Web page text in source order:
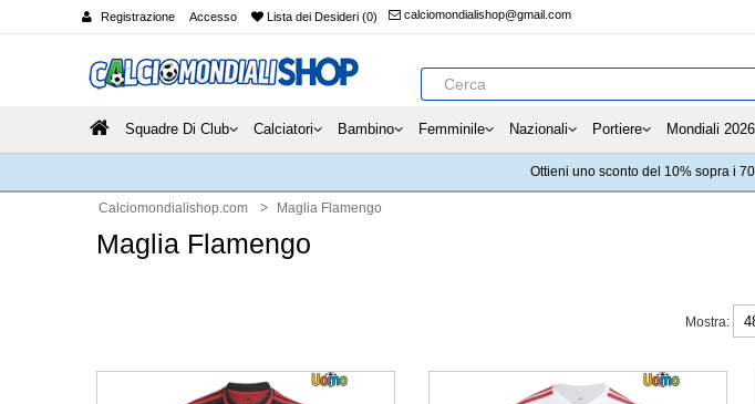
Registrazione Accesso Lista dei Desideri (0) calciomondialishop@gmail.com
Squadre Di Club Calciatori Bambino Femminile Nazionali Portiere Mondiali
Ottieni uno sconto del 10% sopra i
Calciomondialishop.com Maglia Flamengo
Maglia Flamengo
Mostra: